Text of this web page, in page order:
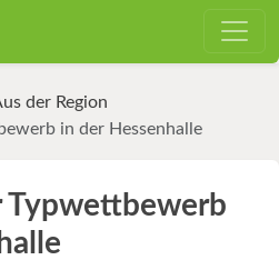
der Region
in der Hessenhalle
Typwettbewerb